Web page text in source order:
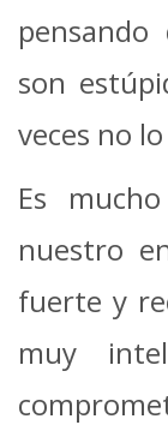
son
veces no
Es
nuestro
fuerte y
muy